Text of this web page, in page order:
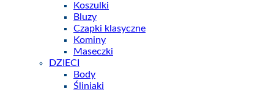
Koszulki
Bluzy
Czapki klasyczne
Kominy
Maseczki
DZIECI
Body
Śliniaki